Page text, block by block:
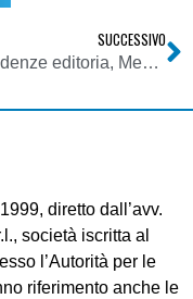
SUCCESSIVO
Provvidenze editoria, Mediacoop: Governo impegnato da Parlamento a ripristinare fondi a rtv locali. Scajola non può più aspettare
diretto dall’avv.
società iscritta al
l’Autorità per le
riferimento anche le